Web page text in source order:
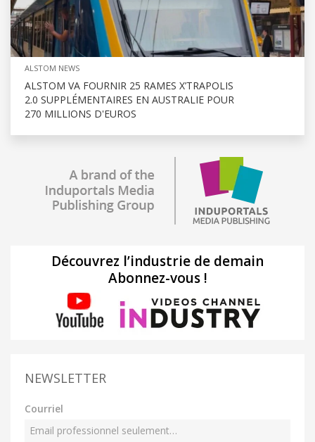
ALSTOM NEWS
ALSTOM VA FOURNIR 25 RAMES X’TRAPOLIS
2.0 SUPPLÉMENTAIRES EN AUSTRALIE POUR
270 MILLIONS D'EUROS
Découvrez l’industrie de demain
Abonnez-vous !
NEWSLETTER
Courriel